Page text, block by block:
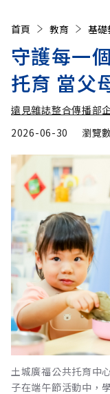
首頁 教育 基礎
守護每一
托育 當父
遠見雜誌整合傳播部
2026-06-30
瀏覽
土城廣福公共托育中
子在端午節活動中，